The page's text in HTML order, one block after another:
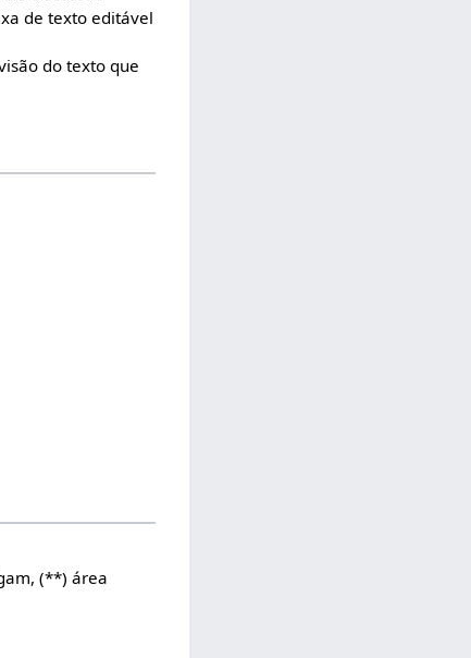
de texto editável
do texto que
(**) área